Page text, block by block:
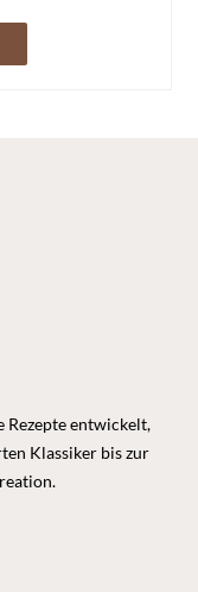
Rezepte entwickelt,
Klassiker bis zur